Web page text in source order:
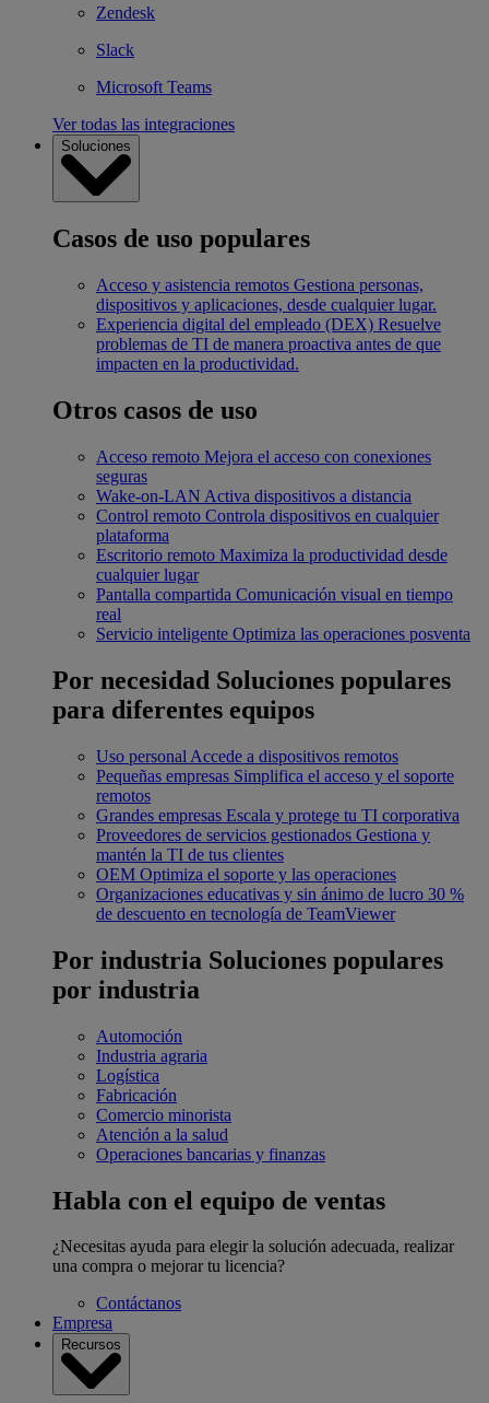
Zendesk
Slack
Microsoft Teams
Ver todas las integraciones
Soluciones
Casos de uso populares
Acceso y asistencia remotos Gestiona personas,
dispositivos y aplicaciones, desde cualquier lugar.
Experiencia digital del empleado (DEX) Resuelve
problemas de TI de manera proactiva antes de que
impacten en la productividad.
Otros casos de uso
Acceso remoto Mejora el acceso con conexiones
seguras
Wake-on-LAN Activa dispositivos a distancia
Control remoto Controla dispositivos en cualquier
plataforma
Escritorio remoto Maximiza la productividad desde
cualquier lugar
Pantalla compartida Comunicación visual en tiempo
real
Servicio inteligente Optimiza las operaciones posventa
Por necesidad Soluciones populares
para diferentes equipos
Uso personal Accede a dispositivos remotos
Pequeñas empresas Simplifica el acceso y el soporte
remotos
Grandes empresas Escala y protege tu TI corporativa
Proveedores de servicios gestionados Gestiona y
mantén la TI de tus clientes
OEM Optimiza el soporte y las operaciones
Organizaciones educativas y sin ánimo de lucro 30 %
de descuento en tecnología de TeamViewer
Por industria Soluciones populares
por industria
Automoción
Industria agraria
Logística
Fabricación
Comercio minorista
Atención a la salud
Operaciones bancarias y finanzas
Habla con el equipo de ventas
¿Necesitas ayuda para elegir la solución adecuada, realizar
una compra o mejorar tu licencia?
Contáctanos
Empresa
Recursos